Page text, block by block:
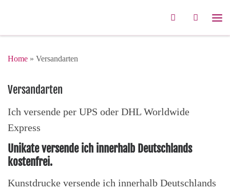
Search
Home » Versandarten
Versandarten
Ich versende per UPS oder DHL Worldwide
Express
Unikate versende ich innerhalb Deutschlands
kostenfrei.
Kunstdrucke versende ich innerhalb Deutschlands